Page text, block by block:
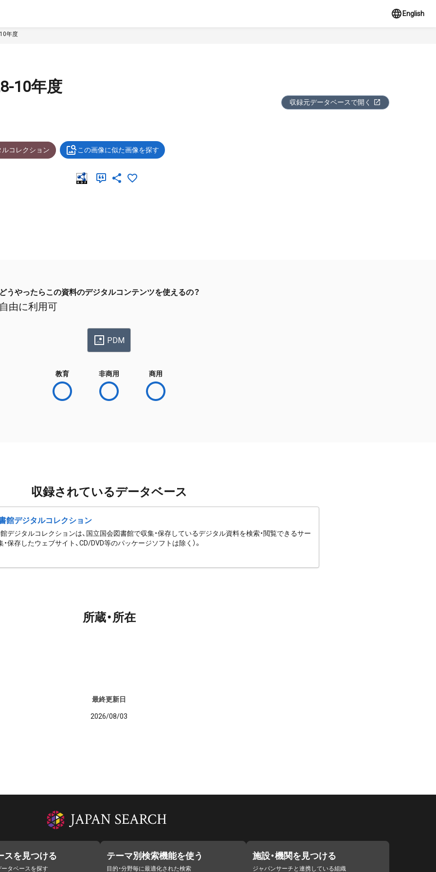
English
年度
10年度
収録元データベースで開く
コレクション この画像に似た画像を探す
どうやったらこの資料のデジタルコンテンツを使えるの？
自由に利用可
PDM
教育 非商用 商用
収録されているデータベース
館デジタルコレクション
デジタルコレクションは、国立国会図書館で収集・保存しているデジタル資料を検索・閲覧できるサー
・保存したウェブサイト、CD/DVD等のパッケージソフトは除く）。
所蔵・所在
最終更新日
2026/08/03
スを見つける
タベースを探す
テーマ別検索機能を使う
目的・分野毎に最適化された検索
施設・機関を見つける
ジャパンサーチと連携している組織